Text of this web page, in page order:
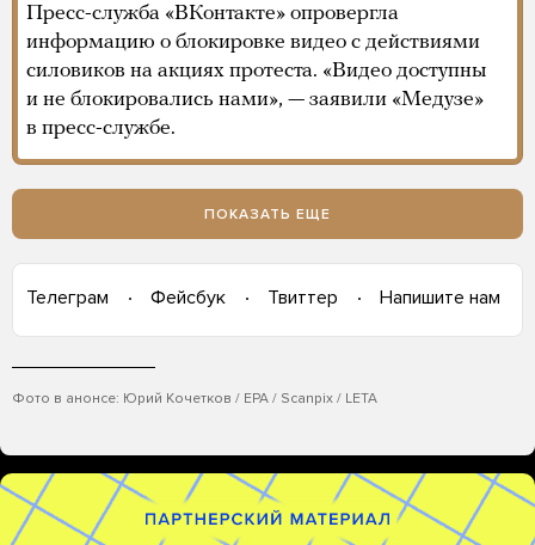
Пресс-служба «ВКонтакте» опровергла
информацию о блокировке видео с действиями
силовиков на акциях протеста. «Видео доступны
и не блокировались нами», — заявили «Медузе»
в пресс-службе.
ПОКАЗАТЬ ЕЩЕ
Телеграм Фейсбук Твиттер Напишите нам
Фото в анонсе: Юрий Кочетков / EPA / Scanpix / LETA